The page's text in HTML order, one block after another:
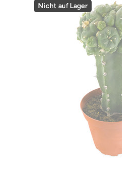
Nicht auf Lager